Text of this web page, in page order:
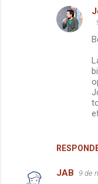
JAB 9 de